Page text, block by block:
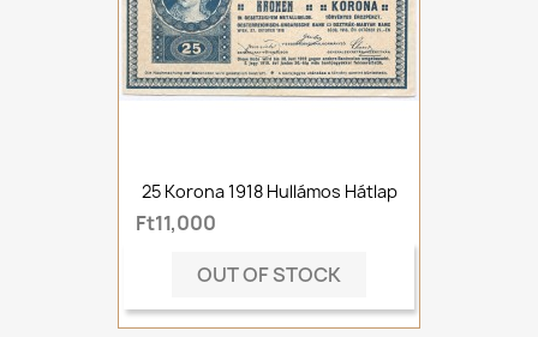
25 Korona 1918 Hullámos Hátlap
Ft11,000
OUT OF STOCK